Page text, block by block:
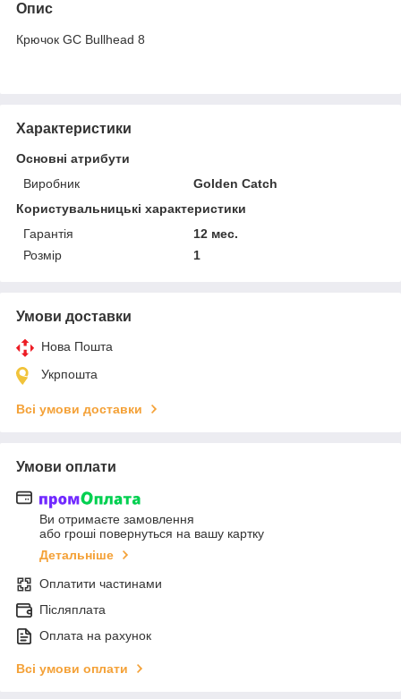
Опис
Крючок GC Bullhead 8
Характеристики
Основні атрибути
Виробник
Golden Catch
Користувальницькі характеристики
Гарантія
12 мес.
Розмір
1
Умови доставки
Нова Пошта
Укрпошта
Всі умови доставки
Умови оплати
Ви отримаєте замовлення
або гроші повернуться на вашу картку
Детальніше
Оплатити частинами
Післяплата
Оплата на рахунок
Всі умови оплати